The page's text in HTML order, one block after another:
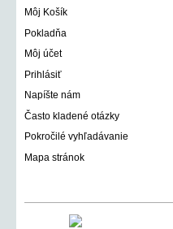
Môj Košík
Pokladňa
Môj účet
Prihlásiť
Napíšte nám
Často kladené otázky
Pokročilé vyhľadávanie
Mapa stránok